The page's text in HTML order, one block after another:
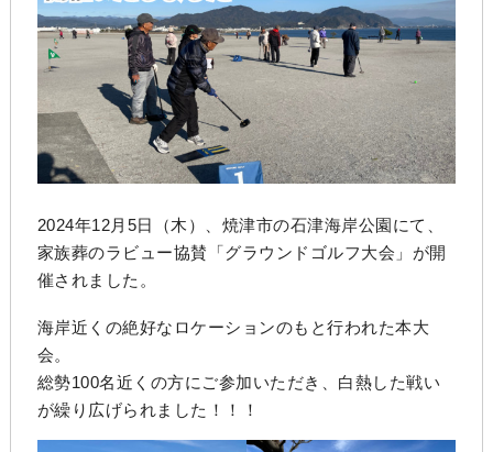
2024年12月5日（木）、焼津市の石津海岸公園にて、
家族葬のラビュー協賛「グラウンドゴルフ大会」が開
催されました。
海岸近くの絶好なロケーションのもと行われた本大
会。
総勢100名近くの方にご参加いただき、白熱した戦い
が繰り広げられました！！！